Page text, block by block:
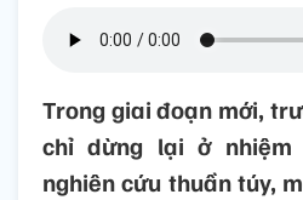
Trong giai đoạn mới,
chỉ dừng lại ở
nghiên cứu thuần túy,